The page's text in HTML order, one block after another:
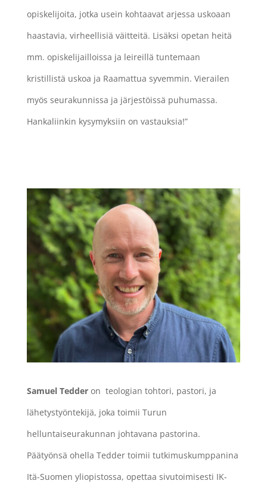
opiskelijoita, jotka usein kohtaavat arjessa uskoaan
haastavia, virheellisiä väitteitä. Lisäksi opetan heitä
mm. opiskelijailloissa ja leireillä tuntemaan
kristillistä uskoa ja Raamattua syvemmin. Vierailen
myös seurakunnissa ja järjestöissä puhumassa.
Hankaliinkin kysymyksiin on vastauksia!”
Samuel Tedderon teologian tohtori, pastori, ja
lähetystyöntekijä, joka toimii Turun
helluntaiseurakunnan johtavana pastorina.
Päätyönsä ohella Tedder toimii tutkimuskumppanina
Itä-Suomen yliopistossa, opettaa sivutoimisesti IK-